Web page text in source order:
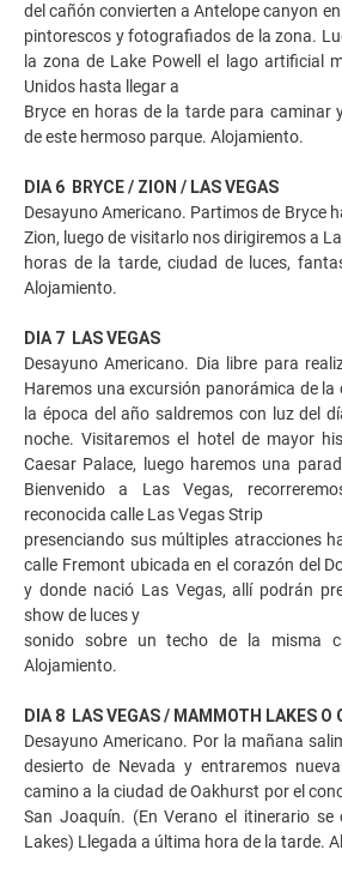
del cañón convierten a Antelope canyon
pintorescos y fotografiados de la zona.
la zona de Lake Powell el lago artificial
Unidos hasta llegar a
Bryce en horas de la tarde para caminar
de este hermoso parque. Alojamiento.
DIA 6 BRYCE / ZION / LAS VEGAS
Desayuno Americano. Partimos de Bryce
Zion, luego de visitarlo nos dirigiremos a
horas de la tarde, ciudad de luces,
Alojamiento.
DIA 7 LAS VEGAS
Desayuno Americano. Dia libre para
Haremos una excursión panorámica de la
la época del año saldremos con luz del
noche. Visitaremos el hotel de mayor
Caesar Palace, luego haremos una
Bienvenido a Las Vegas,
reconocida calle Las Vegas Strip
presenciando sus múltiples atracciones
calle Fremont ubicada en el corazón del
y donde nació Las Vegas, allí podrán
show de luces y
sonido sobre un techo de la misma
Alojamiento.
DIA 8 LAS VEGAS / MAMMOTH LAKES O
Desayuno Americano. Por la mañana
desierto de Nevada y entraremos
camino a la ciudad de Oakhurst por el
San Joaquín. (En Verano el itinerario
Lakes) Llegada a última hora de la tarde.